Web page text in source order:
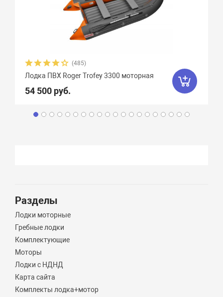
(485)
Лодка ПВХ Roger Trofey 3300 моторная
54 500 руб.
Разделы
Лодки моторные
Гребные лодки
Комплектующие
Моторы
Лодки с НДНД
Карта сайта
Комплекты лодка+мотор